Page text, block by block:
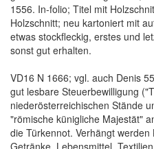
1556. In-folio; Titel mit
Holzschnitt; neu kartoniert mit
etwas stockfleckig, erstes und
sonst gut erhalten.
VD16 N 1666; vgl. auch Denis
gut lesbare Steuerbewilligung
niederösterreichischen Stände
"römische künigliche Majestät"
die Türkennot. Verhängt